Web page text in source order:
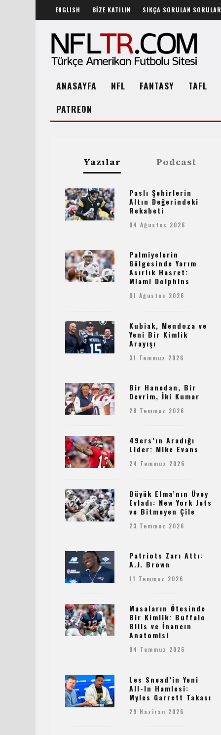
ENGLISH BİZE KATILIN SIKÇA SORULAN SORULAR
ANASAYFA NFL FANTASY TAFL
PATREON
Yazılar Podcast
Paslı Şehirlerin
Altın Değerindeki
Rekabeti
04 Ağustos 2026
Palmiyelerin
Gölgesinde Yarım
Asırlık Hasret:
Miami Dolphins
01 Ağustos 2026
Kubiak, Mendoza ve
Yeni Bir Kimlik
Arayışı
31 Temmuz 2026
Bir Hanedan, Bir
Devrim, İki Kumar
28 Temmuz 2026
49ers’ın Aradığı
Lider: Mike Evans
24 Temmuz 2026
Büyük Elma’nın Üvey
Evladı: New York Jets
ve Bitmeyen Çile
23 Temmuz 2026
Patriots Zarı Attı:
A.J. Brown
11 Temmuz 2026
Masaların Ötesinde
Bir Kimlik: Buffalo
Bills ve İnancın
Anatomisi
04 Temmuz 2026
Les Snead’in Yeni
All-In Hamlesi:
Myles Garrett Takası
29 Haziran 2026